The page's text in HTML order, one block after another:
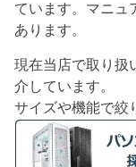
ています。マニュ
あります。
現在当店で取り扱
介しています。
サイズや機能で絞